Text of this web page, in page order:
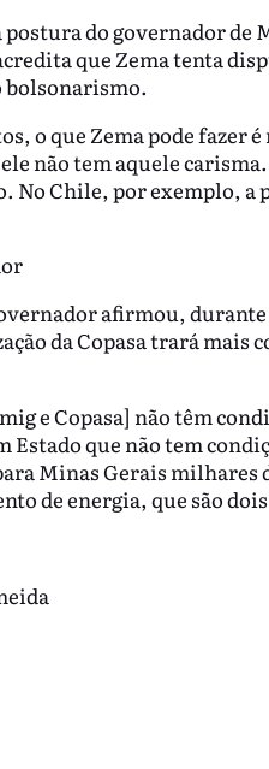
postura do governador
que Zema tenta
bolsonarismo.
o que Zema pode fazer
não tem aquele carisma.
No Chile, por exemplo,
afirmou,
da Copasa trará mais
e Copasa] não têm
Estado que não tem
Minas Gerais
de energia, que são